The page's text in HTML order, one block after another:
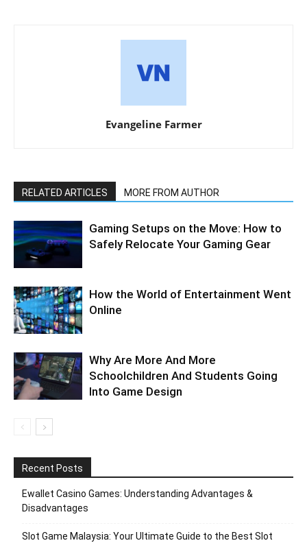
Evangeline Farmer
RELATED ARTICLES MORE FROM AUTHOR
Gaming Setups on the Move: How to
Safely Relocate Your Gaming Gear
How the World of Entertainment Went
Online
Why Are More And More
Schoolchildren And Students Going
Into Game Design
Recent Posts
Ewallet Casino Games: Understanding Advantages &
Disadvantages
Slot Game Malaysia: Your Ultimate Guide to the Best Slot